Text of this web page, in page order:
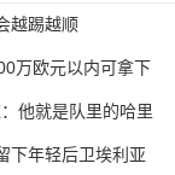
越踢越顺
万欧元以内可拿下
他就是队里的哈里
下年轻后卫埃利亚